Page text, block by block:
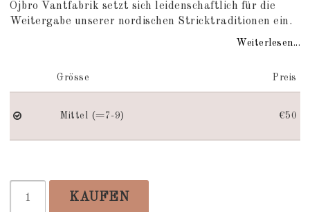
Öjbro Vantfabrik setzt sich leidenschaftlich für die
Weitergabe unserer nordischen Stricktraditionen ein.
Weiterlesen...
Grösse Preis
Mittel (=7-9) €50
KAUFEN